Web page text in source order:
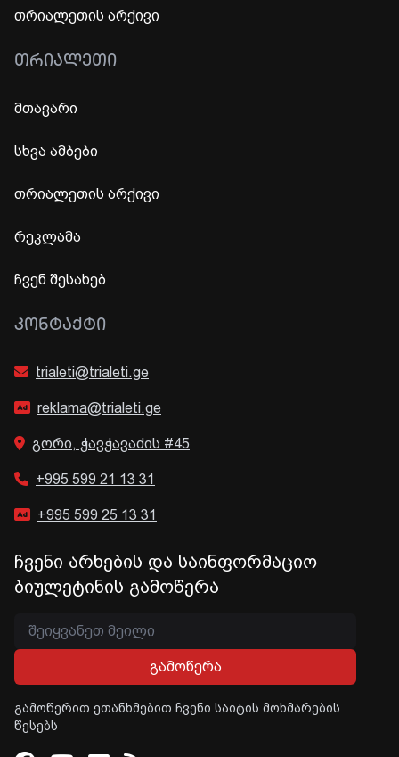
თრიალეთის არქივი
ᲗᲠᲘᲐᲚᲔᲗᲘ
მთავარი
სხვა ამბები
თრიალეთის არქივი
რეკლამა
ჩვენ შესახებ
ᲙᲝᲜᲢᲐᲥᲢᲘ
trialeti@trialeti.ge
reklama@trialeti.ge
გორი, ჭავჭავაძის #45
+995 599 21 13 31
+995 599 25 13 31
ჩვენი არხების და საინფორმაციო
ბიულეტინის გამოწერა
გამოწერა
გამოწერით ეთანხმებით ჩვენი საიტის მოხმარების
წესებს